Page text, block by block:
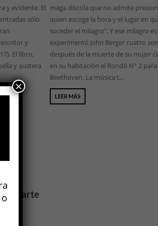
y evidente. El
sólo
y
El libro,
y austera
El arte
maga díscola que no admite
quien escoge la hora y el lugar en
suceder el milagro”. Y ese milagro
experimentó John Berger cuatro
después de la muerte de su mujer
en su habitación el Rondó N° 2
Beethoven. La música t...
LEER MÁS
×